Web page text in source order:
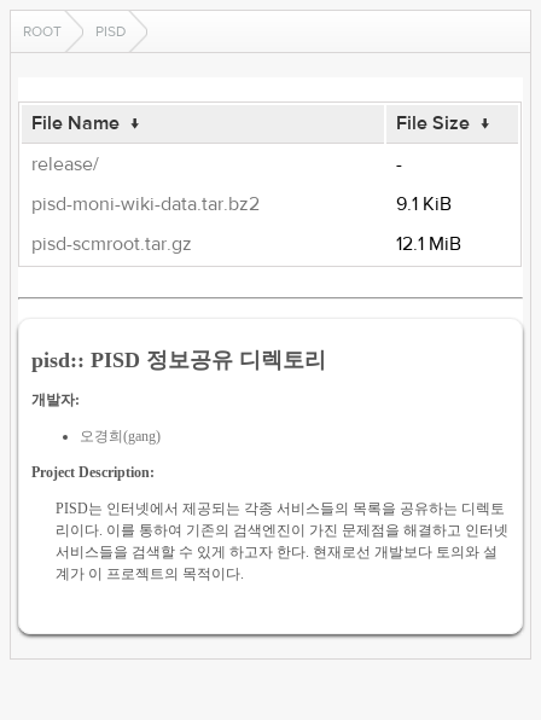
ROOT PISD
File Name ↓ File Size ↓
release/
-
pisd-moni-wiki-data.tar.bz2
9.1 KiB
pisd-scmroot.tar.gz
12.1 MiB
pisd:: PISD 정보공유 디렉토리
개발자:
오경희(gang)
Project Description:
PISD는 인터넷에서 제공되는 각종 서비스들의 목록을 공유하는 디렉토
리이다. 이를 통하여 기존의 검색엔진이 가진 문제점을 해결하고 인터넷
서비스들을 검색할 수 있게 하고자 한다. 현재로선 개발보다 토의와 설
계가 이 프로젝트의 목적이다.